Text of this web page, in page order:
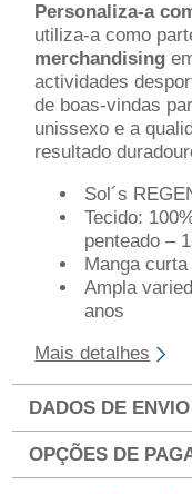
Personaliza-a
utiliza-a como
merchandising
actividades
de boas-vindas
unissexo e a
resultado
Sol´s
Tecido:
penteado –
Manga
Ampla
anos
Mais detalhes
DADOS DE ENVIO
OPÇÕES DE